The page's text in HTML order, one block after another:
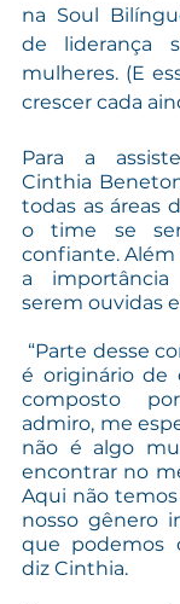
na Soul
de liderança
mulheres. (E
crescer cada
Para a
Cinthia
todas as áreas
o time se
confiante. Além
a
serem ouvidas
é originário de
composto
admiro, me
não é algo
encontrar no
Aqui não
nosso gênero
que podemos
diz Cinthia.